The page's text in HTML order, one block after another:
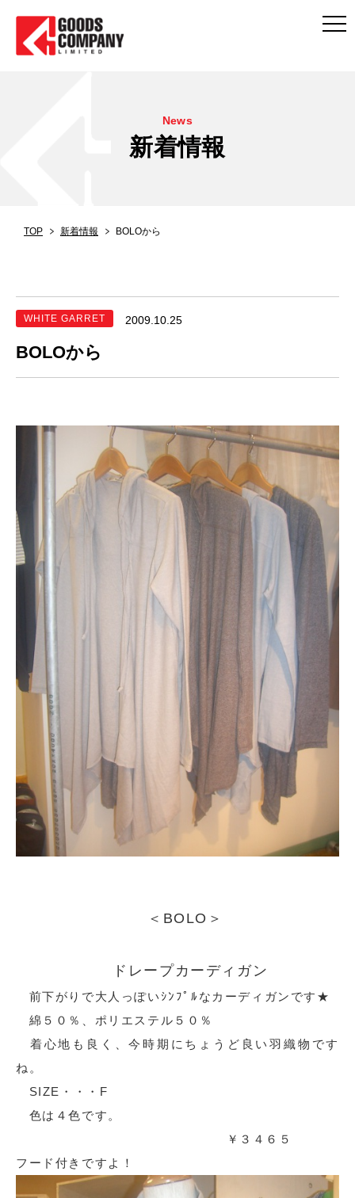
News
新着情報
TOP 新着情報 BOLOから
WHITE GARRET 2009.10.25
BOLOから
＜BOLO＞
ドレープカーディガン
前下がりで大人っぽいｼﾝﾌﾟﾙなカーディガンです★
綿５０％、ポリエステル５０％
着心地も良く、今時期にちょうど良い羽織物です
ね。
SIZE・・・F
色は４色です。
￥３４６５
フード付きですよ！